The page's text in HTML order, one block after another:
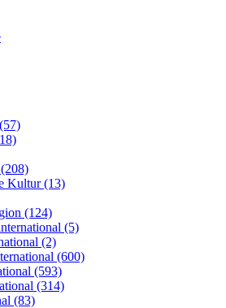
Kultur (13)
(124)
(5)
(2)
(600)
(593)
(314)
(83)